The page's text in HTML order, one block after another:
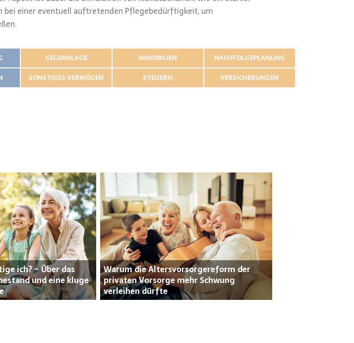
einer eventuell auftretenden Pflegebedürftigkeit, um
GELDANLAGE IMMOBILIEN
NACHFOLGEPLANUNG
SONSTIGES VERMÖGEN STEUERN
VERSICHERUNGEN
ich? – Über das
und eine kluge
Warum die Altersvorsorgereform der
privaten Vorsorge mehr Schwung
verleihen dürfte